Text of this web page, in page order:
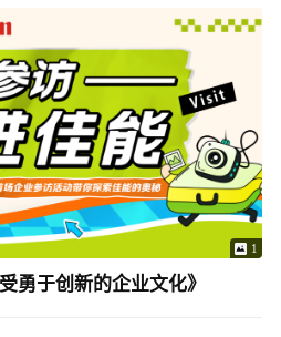
1
勇于创新的企业文化》